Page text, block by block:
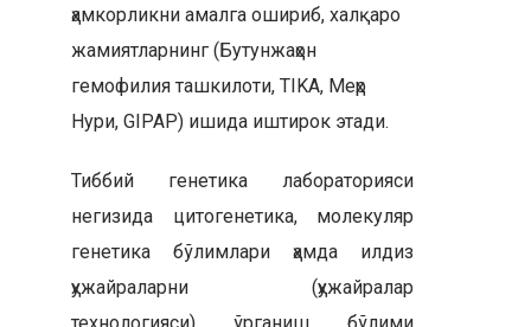
ҳамкорликни амалга ошириб, халқаро
жамиятларнинг (Бутунжаҳон
гемофилия ташкилоти, TIKA, Меҳр
Нури, GIPAP) ишида иштирок этади.
Тиббий генетика лабораторияси
негизида цитогенетика, молекуляр
генетика бўлимлари ҳамда илдиз
ҳужайраларни (ҳужайралар